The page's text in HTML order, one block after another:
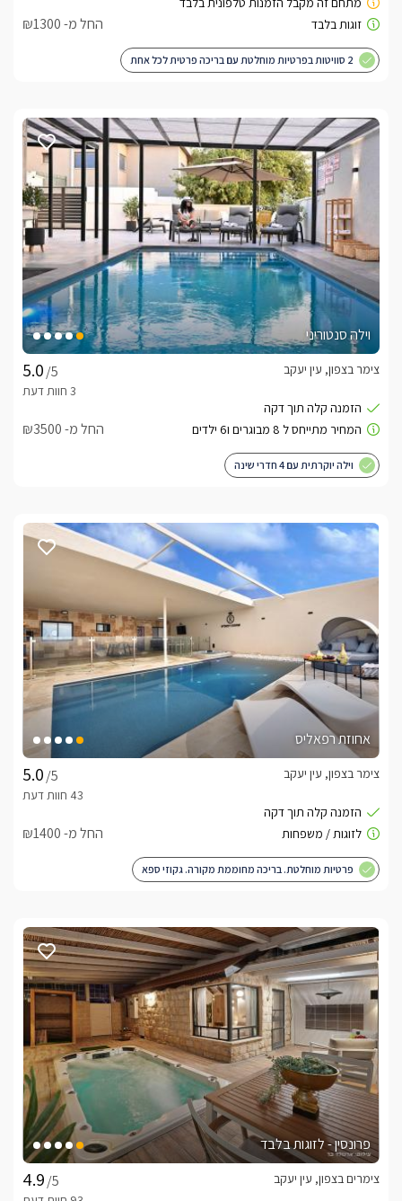
החל מ- ₪1300
2 סוויטות בפרטיות מוחלטת עם בריכה פרטית לכל אחת
וילה סנטוריני
/5
צימר בצפון, עין יעקב
החל מ- ₪3500
וילה יוקרתית עם 4 חדרי שינה
אחוזת רפאליס
/5
צימר בצפון, עין יעקב
החל מ- ₪1400
פרטיות מוחלטת. בריכה מחוממת מקורה. גקוזי ספא
פרונסין - לזוגות בלבד
/5
צימרים בצפון, עין יעקב